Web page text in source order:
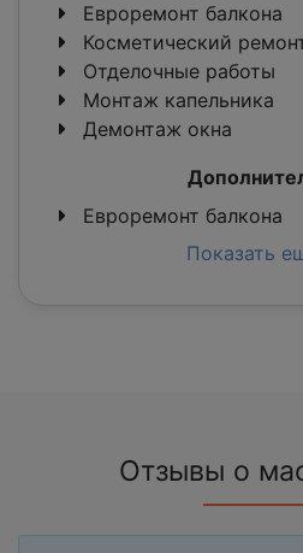
Евроремонт балкона
Косметический
Отделочные работы
Монтаж капельника
Демонтаж окна
Евроремонт балкона
Показать
Отзывы о